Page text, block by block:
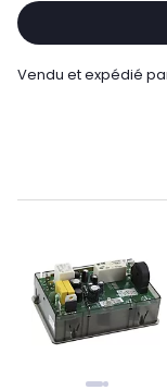
Vendu et expédié